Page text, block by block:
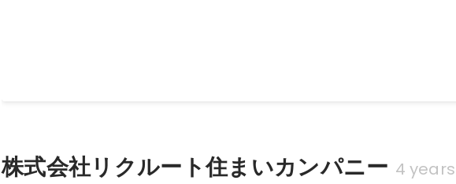
株式会社リクルート住まいカンパニー 4 years